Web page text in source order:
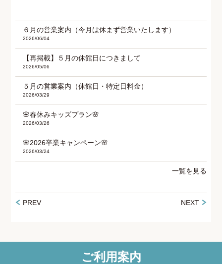
６月の営業案内（今月は休まず営業いたします）
2026/06/04
【再掲載】５月の休館日につきまして
2026/05/06
５月の営業案内（休館日・特定日料金）
2026/03/29
🌸春休みキッズプラン🌸
2026/03/26
🌸2026卒業キャンペーン🌸
2026/03/24
一覧を見る
PREV NEXT
ご利用案内